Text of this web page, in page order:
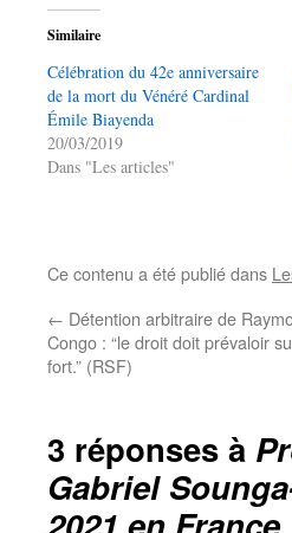
Similaire
Célébration du 42e anniversaire
de la mort du Vénéré Cardinal
Émile Biayenda
20/03/2019
Dans "Les articles"
Ce contenu a été publié dans
← Détention arbitraire de
Congo : “le droit doit prévaloir
fort.” (RSF)
3 réponses à
Gabriel